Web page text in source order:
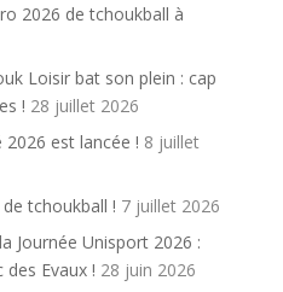
2026 de tchoukball à
Loisir bat son plein : cap
! 28 juillet 2026
2026 est lancée ! 8 juillet
de tchoukball ! 7 juillet 2026
Journée Unisport 2026 :
des Evaux ! 28 juin 2026